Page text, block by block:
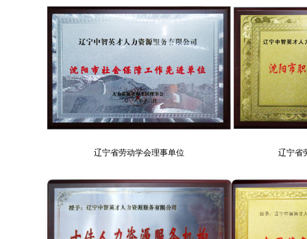
辽宁省劳动学会理事单位 辽宁省